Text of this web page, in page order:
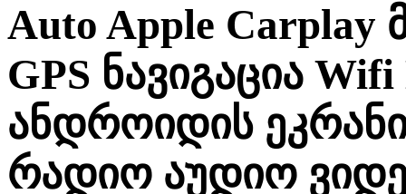
Auto Apple Carplay
GPS ნავიგაცია
ანდროიდის
რადიო აუდიო